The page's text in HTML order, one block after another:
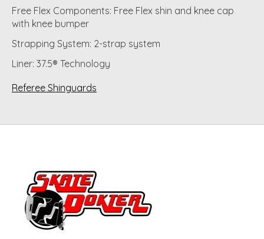
Free Flex Components: Free Flex shin and knee cap
with knee bumper
Strapping System: 2-strap system
Liner: 37.5® Technology
Referee Shinguards